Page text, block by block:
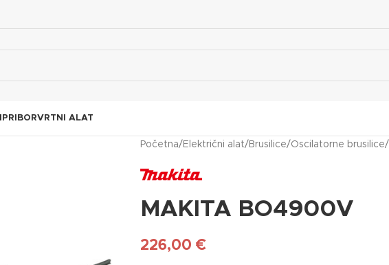
PRIBORVRTNI ALAT
Početna/ Električni alat/ Brusilice/Oscilatorne brusilice/
MAKITA BO4900V
226,00 €